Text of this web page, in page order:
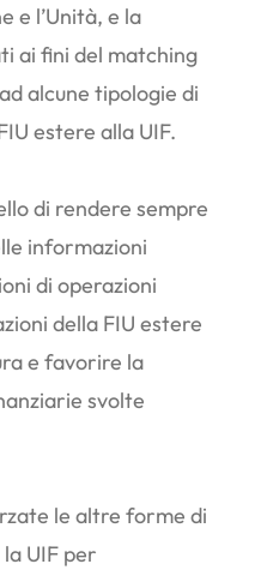
e l’Unità, e la
ai fini del matching
alcune tipologie di
estere alla UIF.
di rendere sempre
informazioni
di operazioni
della FIU estere
e favorire la
svolte
le altre forme di
UIF per